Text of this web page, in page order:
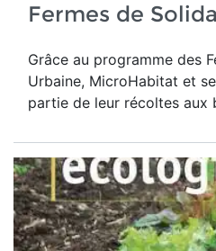
Fermes de
Grâce au programme des
Urbaine, MicroHabitat et
partie de leur récoltes aux